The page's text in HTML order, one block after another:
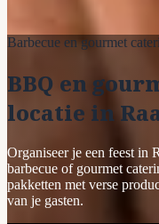
Barbecue en gourmet
BBQ en
locatie in
Organiseer je een feest in
barbecue of gourmet
pakketten met verse
van je gasten.